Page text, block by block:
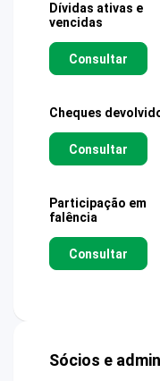
Dívidas ativas e
vencidas
Consultar
Cheques
Consultar
Participação em
falência
Consultar
Sócios e